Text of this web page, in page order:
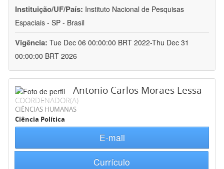
Instituição/UF/País: Instituto Nacional de Pesquisas
Espaciais - SP - Brasil
Vigência: Tue Dec 06 00:00:00 BRT 2022-Thu Dec 31
00:00:00 BRT 2026
Antonio Carlos Moraes Lessa
COORDENADOR(A)
CIÊNCIAS HUMANAS
Ciência Política
E-mail
Currículo